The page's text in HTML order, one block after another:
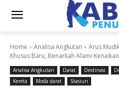
Home Analisa Angkutan
Arus
Khusus Baru, Benarkah Alami
Analisa Angkutan Darat Destinasi
Kereta
Moda darat Stasiun